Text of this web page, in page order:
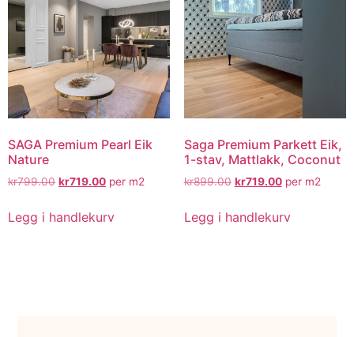
SAGA Premium Pearl Eik
Nature
kr799.00 kr719.00 per m2
Legg i handlekurv
Saga Premium Parkett Eik,
1-stav, Mattlakk, Coconut
kr899.00 kr719.00per m2
Legg i handlekurv